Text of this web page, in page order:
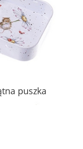
puszka